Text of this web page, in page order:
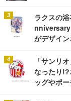
ラクスの
nniversary
がデザイ
「サンリ
なったり!?
ッグやポ